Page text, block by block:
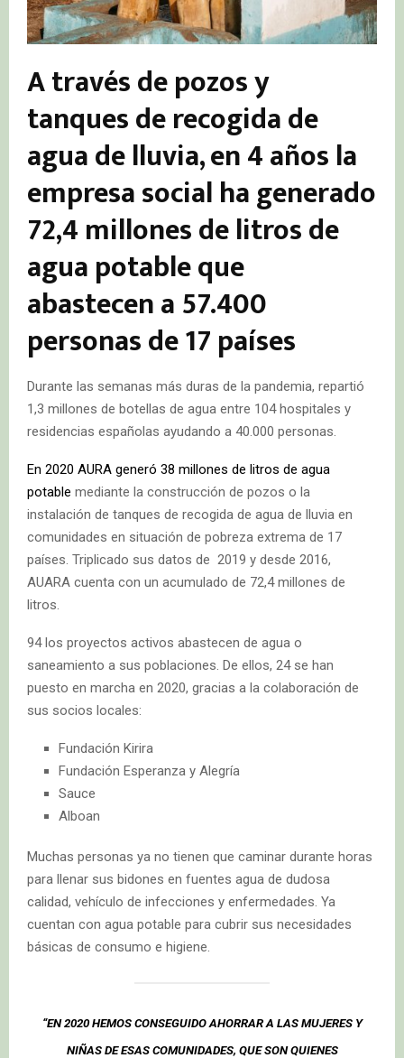
A través de pozos y
tanques de recogida de
agua de lluvia, en 4 años la
empresa social ha generado
72,4 millones de litros de
agua potable que
abastecen a 57.400
personas de 17 países
Durante las semanas más duras de la pandemia, repartió
1,3 millones de botellas de agua entre 104 hospitales y
residencias españolas ayudando a 40.000 personas.
En 2020 AURA generó 38 millones de litros de agua
potable mediante la construcción de pozos o la
instalación de tanques de recogida de agua de lluvia en
comunidades en situación de pobreza extrema de 17
países. Triplicado sus datos de 2019 y desde 2016,
AUARA cuenta con un acumulado de 72,4 millones de
litros.
94 los proyectos activos abastecen de agua o
saneamiento a sus poblaciones. De ellos, 24 se han
puesto en marcha en 2020, gracias a la colaboración de
sus socios locales:
Fundación Kirira
Fundación Esperanza y Alegría
Sauce
Alboan
Muchas personas ya no tienen que caminar durante horas
para llenar sus bidones en fuentes agua de dudosa
calidad, vehículo de infecciones y enfermedades. Ya
cuentan con agua potable para cubrir sus necesidades
básicas de consumo e higiene.
“EN 2020 HEMOS CONSEGUIDO AHORRAR A LAS MUJERES Y
NIÑAS DE ESAS COMUNIDADES, QUE SON QUIENES